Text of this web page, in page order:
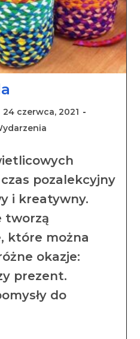
24 czerwca, 2021
pozalekcyjny
i kreatywny.
tworzą
które można
okazje:
prezent.
do